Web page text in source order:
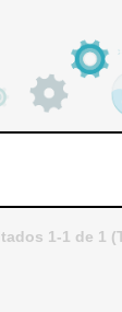
1-1 de 1